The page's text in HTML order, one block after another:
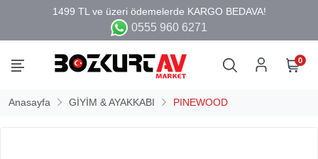
0555 960 6271
0
Anasayfa GİYİM & AYAKKABI PINEWOOD